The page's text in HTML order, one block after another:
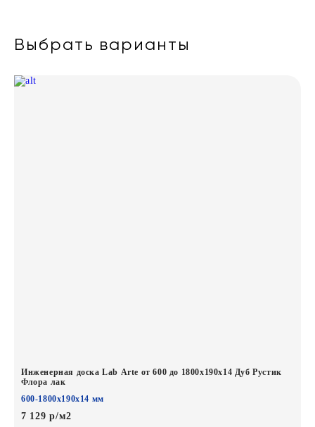
Выбрать варианты
Инженерная доска Lab Arte от 600 до 1800х190х14 Дуб Рустик
Флора лак
600-1800х190х14 мм
7 129 р/м2